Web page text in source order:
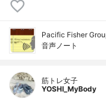
Pacific Fisher
音声ノート
筋トレ女子
YOSHI_MyBody